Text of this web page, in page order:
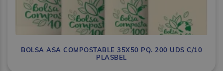
BOLSA ASA COMPOSTABLE 35X50 PQ. 200 UDS C/10
PLASBEL